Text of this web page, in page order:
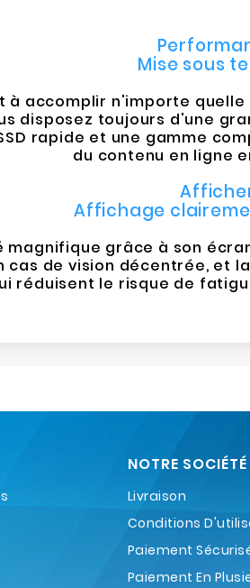
Mise sous
à accomplir n'importe
disposez toujours d'une
rapide et une gamme
du contenu en ligne
Affichage
magnifique grâce à son
de vision décentrée, et
réduisent le risque de
NOTRE SOCIÉTÉ
Livraison
Conditions
Paiement
Paiement En